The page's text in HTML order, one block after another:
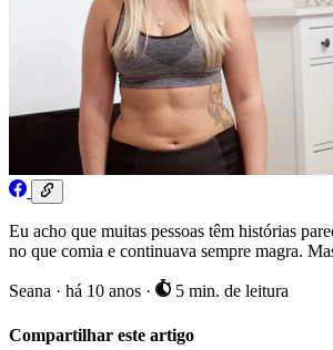
Eu acho que muitas pessoas têm histórias
no que comia e continuava sempre magra.
Seana · há 10 anos · 5 min. de leitura
Compartilhar este artigo